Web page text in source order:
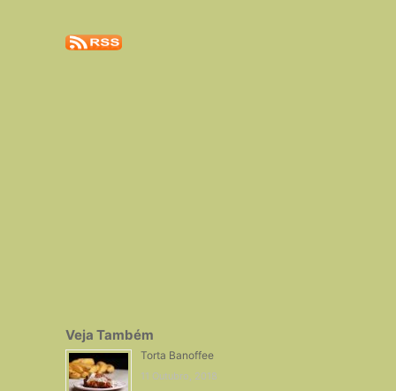
Veja Também
Torta Banoffee
11 Outubro, 2018